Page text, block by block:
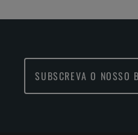
SUBSCREVA O NOSSO